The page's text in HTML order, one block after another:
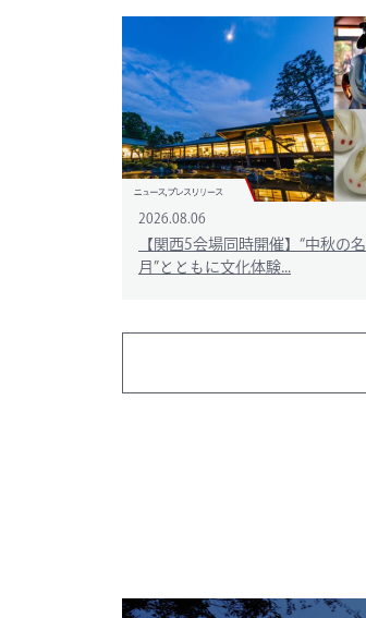
2026.08.06
【関西5会場同時開催】“中秋の名
月”とともに文化体験...